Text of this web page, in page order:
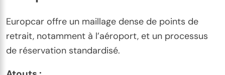
Europcar offre un maillage dense de points de
retrait, notamment à l’aéroport, et un processus
de réservation standardisé.